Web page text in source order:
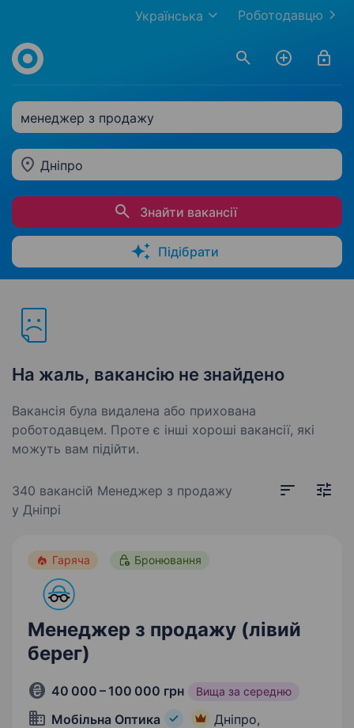
Роботодавцю
Українська
менеджер з продажу
Дніпро
Знайти вакансії
Підібрати
На жаль, вакансію не знайдено
Вакансія була видалена або прихована
роботодавцем. Проте є інші хороші вакансії, які
можуть вам підійти.
340 вакансій Менеджер з продажу
у Дніпрі
Гаряча Бронювання
Менеджер з продажу (лівий
берег)
40 000 – 100 000 грн Вища за середню
Мобільна Оптика
Дніпро,